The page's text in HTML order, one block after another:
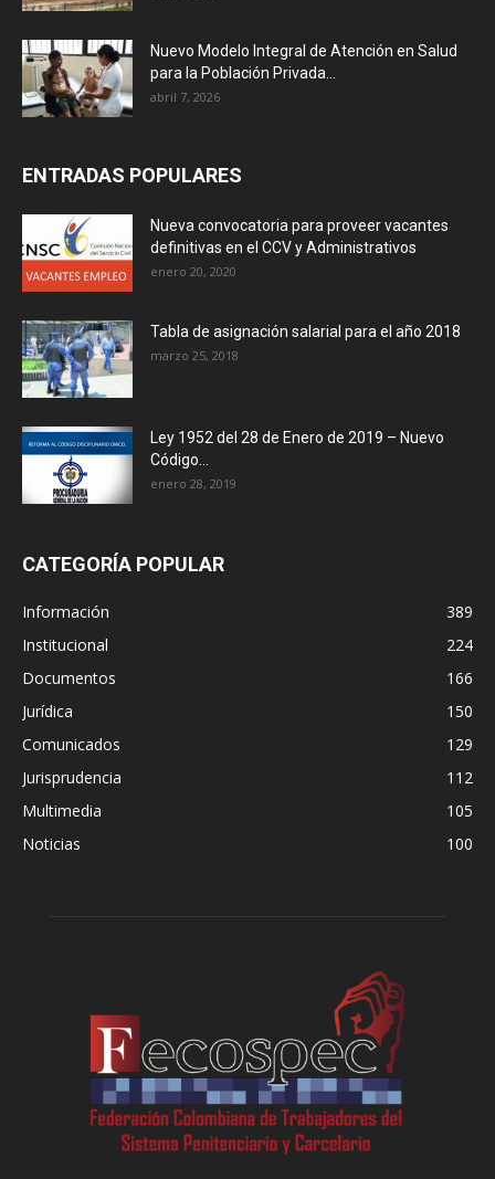
Nuevo Modelo Integral de Atención en Salud
para la Población Privada...
abril 7, 2026
ENTRADAS POPULARES
Nueva convocatoria para proveer vacantes
definitivas en el CCV y Administrativos
enero 20, 2020
Tabla de asignación salarial para el año 2018
marzo 25, 2018
Ley 1952 del 28 de Enero de 2019 – Nuevo
Código...
enero 28, 2019
CATEGORÍA POPULAR
Información
389
Institucional
224
Documentos
166
Jurídica
150
Comunicados
129
Jurisprudencia
112
Multimedia
105
Noticias
100